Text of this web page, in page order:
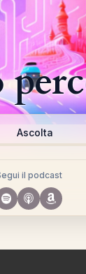
Ascolta
il podcast